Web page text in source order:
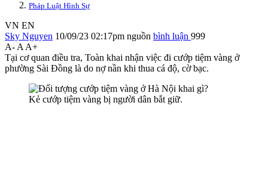
Pháp Luật Hình Sự
VN EN
Sky Nguyen 10/09/23 02:17pm nguồn bình luận 999
A- A A+
Tại cơ quan điều tra, Toàn khai nhận việc đi cướp tiệm vàng ở
phường Sài Đồng là do nợ nần khi thua cá độ, cờ bạc.
Kẻ cướp tiệm vàng bị người dân bắt giữ.